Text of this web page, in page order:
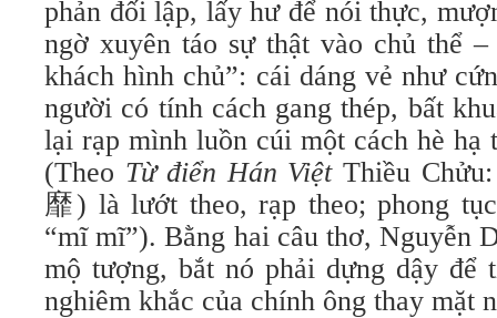
phản đối lập, lấy hư để nói thực,
ngờ xuyên táo sự thật vào chủ thể
khách hình chủ”: cái dáng vẻ như
người có tính cách gang thép, bất
lại rạp mình luồn cúi một cách hè
(Theo Từ điển Hán ViệtThiều
靡) là lướt theo, rạp theo; phong
“mĩ mĩ”). Bằng hai câu thơ, Nguyễn
mộ tượng, bắt nó phải dựng dậy để
nghiêm khắc của chính ông thay mặt